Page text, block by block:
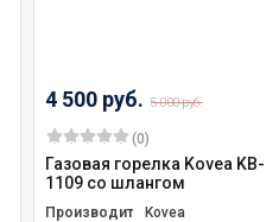
4 500 руб. 5 000 руб.
(0)
Газовая горелка Kovea KB-
1109 со шлангом
ПроизводительKovea